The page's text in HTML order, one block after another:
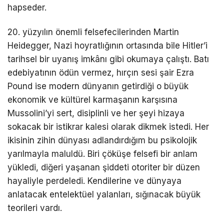
hapseder.
20. yüzyılın önemli felsefecilerinden Martin
Heidegger, Nazi hoyratlığının ortasında bile Hitler’i
tarihsel bir uyanış imkânı gibi okumaya çalıştı. Batı
edebiyatının ödün vermez, hırçın sesi şair Ezra
Pound ise modern dünyanın getirdiği o büyük
ekonomik ve kültürel karmaşanın karşısına
Mussolini’yi sert, disiplinli ve her şeyi hizaya
sokacak bir istikrar kalesi olarak dikmek istedi. Her
ikisinin zihin dünyası adlandırdığım bu psikolojik
yarılmayla maluldü. Biri çöküşe felsefi bir anlam
yükledi, diğeri yaşanan şiddeti otoriter bir düzen
hayaliyle perdeledi. Kendilerine ve dünyaya
anlatacak entelektüel yalanları, sığınacak büyük
teorileri vardı.